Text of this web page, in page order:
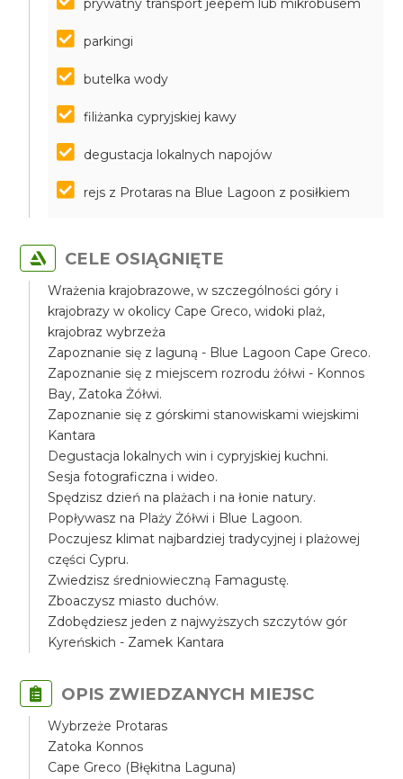
prywatny transport jeepem lub mikrobusem
parkingi
butelka wody
filiżanka cypryjskiej kawy
degustacja lokalnych napojów
rejs z Protaras na Blue Lagoon z posiłkiem
CELE OSIĄGNIĘTE
Wrażenia krajobrazowe, w szczególności góry i
krajobrazy w okolicy Cape Greco, widoki plaż,
krajobraz wybrzeża
Zapoznanie się z laguną - Blue Lagoon Cape Greco.
Zapoznanie się z miejscem rozrodu żółwi - Konnos
Bay, Zatoka Żółwi.
Zapoznanie się z górskimi stanowiskami wiejskimi
Kantara
Degustacja lokalnych win i cypryjskiej kuchni.
Sesja fotograficzna i wideo.
Spędzisz dzień na plażach i na łonie natury.
Popływasz na Plaży Żółwi i Blue Lagoon.
Poczujesz klimat najbardziej tradycyjnej i plażowej
części Cypru.
Zwiedzisz średniowieczną Famagustę.
Zboaczysz miasto duchów.
Zdobędziesz jeden z najwyższych szczytów gór
Kyreńskich - Zamek Kantara
OPIS ZWIEDZANYCH MIEJSC
Wybrzeże Protaras
Zatoka Konnos
Cape Greco (Błękitna Laguna)